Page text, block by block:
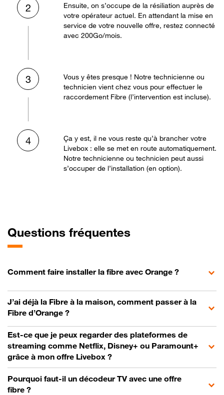
2
Ensuite, on s’occupe de la résiliation auprès de
votre opérateur actuel. En attendant la mise en
service de votre nouvelle offre, restez connecté
avec 200Go/mois.
3
Vous y êtes presque ! Notre technicienne ou
technicien vient chez vous pour effectuer le
raccordement Fibre (l’intervention est incluse).
4
Ça y est, il ne vous reste qu’à brancher votre
Livebox : elle se met en route automatiquement.
Notre technicienne ou technicien peut aussi
s’occuper de l’installation (en option).
Questions fréquentes
Comment faire installer la fibre avec Orange ?
J’ai déjà la Fibre à la maison, comment passer à la
Fibre d’Orange ?
Est-ce que je peux regarder des plateformes de
streaming comme Netflix, Disney+ ou Paramount+
grâce à mon offre Livebox ?
Pourquoi faut-il un décodeur TV avec une offre
fibre ?